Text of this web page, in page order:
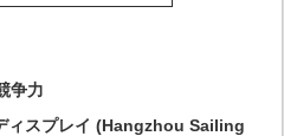
争力
ィスプレイ (Hangzhou Sailing